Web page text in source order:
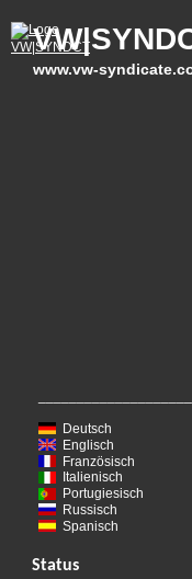
www.vw-
Deutsch
Englisch
Französisch
Italienisch
Portugiesisch
Russisch
Spanisch
Status